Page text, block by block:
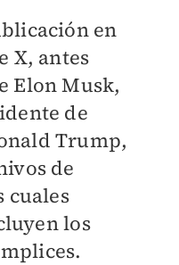
en
X, antes
Elon Musk,
de
Trump,
de
cuales
los